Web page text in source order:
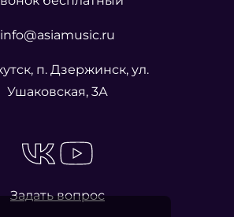
info@asiamusic.ru
п. Дзержинск, ул.
Ушаковская, 3А
Задать вопрос